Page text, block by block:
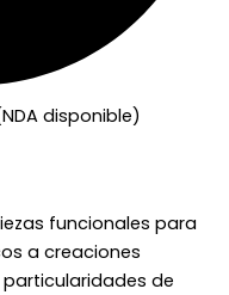
disponible)
funcionales para
a creaciones
de